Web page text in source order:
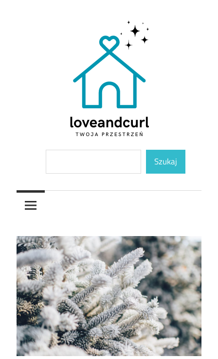
Loveandcurl Szukaj